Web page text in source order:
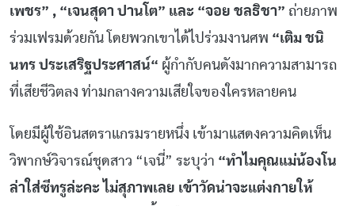
เพชร” , “เจนสุดา ปานโต” และ “จอย ชลธิชา” ถ่ายภาพ
ร่วมเฟรมด้วยกัน โดยพวกเขาได้ไปร่วมงานศพ “เติม ชนิ
นทร ประเสริฐประศาสน์“ ผู้กำกับคนดังมากความสามารถ
ที่เสียชีวิตลง ท่ามกลางความเสียใจของใครหลายคน
โดยมีผู้ใช้อินสตราแกรมรายหนึ่ง เข้ามาแสดงความคิดเห็น
วิพากษ์วิจารณ์ชุดสาว “เจนี่” ระบุว่า “ทำไมคุณแม่น้องโน
ล่าใส่ซีทรูล่ะคะ ไม่สุภาพเลย เข้าวัดน่าจะแต่งกายให้